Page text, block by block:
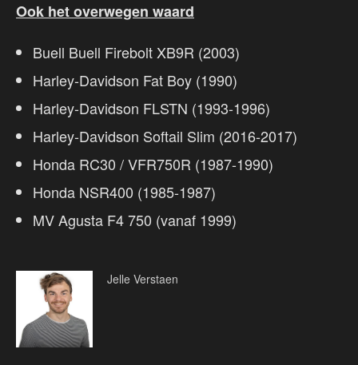
Ook het overwegen waard
Buell Buell Firebolt XB9R (2003)
Harley-Davidson Fat Boy (1990)
Harley-Davidson FLSTN (1993-1996)
Harley-Davidson Softail Slim (2016-2017)
Honda RC30 / VFR750R (1987-1990)
Honda NSR400 (1985-1987)
MV Agusta F4 750 (vanaf 1999)
Jelle Verstaen